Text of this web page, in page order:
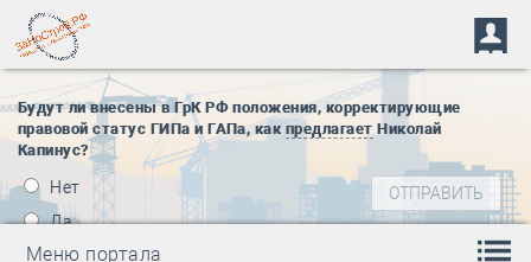
Будут ли внесены в ГрК РФ положения, корректирующие
правовой статус ГИПа и ГАПа, как предлагает Николай
Капинус?
Нет
Да
Меню портала